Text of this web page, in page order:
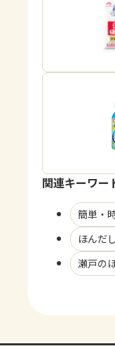
関連キーワー
簡単・
ほんだ
瀬戸の